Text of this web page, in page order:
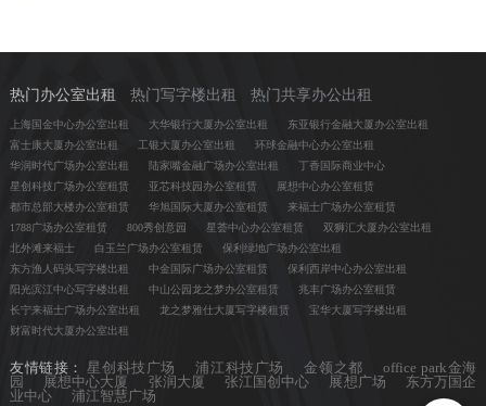
热门办公室出租 热门写字楼出租 热门共享办公出租
上海国金中心办公室出租 大华银行大厦办公室出租
东亚银行金融大厦办公室出租
富士康大厦办公室出租
工银大厦办公室出租
环球金融中心办公室出租
华润时代广场办公室出租
陆家嘴金融广场办公室出租
丁香国际商业中心
星创科技广场办公室租赁
亚芯科技园办公室租赁
展想中心办公室租赁
都市总部大楼办公室租赁
华旭国际大厦办公室租赁
来福士广场办公室租赁
1788广场办公室租赁
800秀创意园 星荟中心办公室租赁
双狮汇大厦办公室出租
北外滩来福士
白玉兰广场办公室租赁
保利绿地广场办公室出租
东方渔人码头写字楼出租
中金国际广场办公室租赁
保利西岸中心办公室出租
阳光滨江中心写字楼出租
中山公园龙之梦办公室租赁
兆丰广场办公室租赁
长宁来福士广场办公室出租
龙之梦雅仕大厦写字楼租赁
宝华大厦写字楼出租
财富时代大厦办公室出租
友情链接：星创科技广场 浦江科技广场 金领之都
office park金海
园
展想中心大厦 张润大厦 张江国创中心 展想广场
东方万国企
业中心
浦江智慧广场